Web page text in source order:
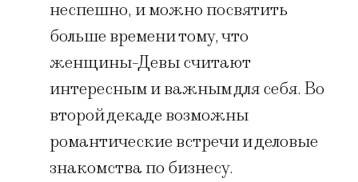
неспешно, и можно посвятить
больше времени тому, что
женщины-Девы считают
интересным и важным для себя. Во
второй декаде возможны
романтические встречи и деловые
знакомства по бизнесу.